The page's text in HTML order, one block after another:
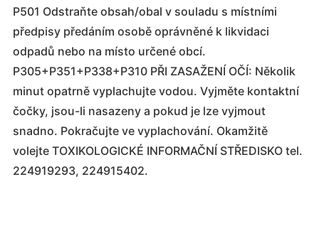
P501 Odstraňte obsah/obal v souladu s místními
předpisy předáním osobě oprávněné k likvidaci
odpadů nebo na místo určené obcí.
P305+P351+P338+P310 PŘI ZASAŽENÍ OČÍ: Několik
minut opatrně vyplachujte vodou. Vyjměte kontaktní
čočky, jsou-li nasazeny a pokud je lze vyjmout
snadno. Pokračujte ve vyplachování. Okamžitě
volejte TOXIKOLOGICKÉ INFORMAČNÍ STŘEDISKO tel.
224919293, 224915402.